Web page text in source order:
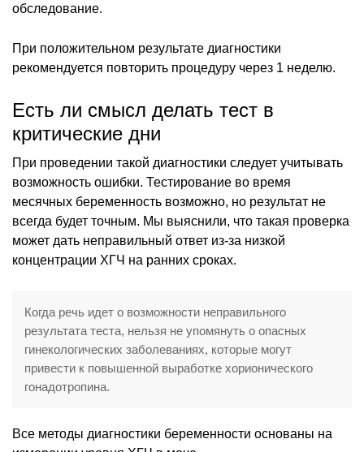
обследование.
При положительном результате диагностики
рекомендуется повторить процедуру через 1 неделю.
Есть ли смысл делать тест в
критические дни
При проведении такой диагностики следует учитывать
возможность ошибки. Тестирование во время
месячных беременность возможно, но результат не
всегда будет точным. Мы выяснили, что такая проверка
может дать неправильный ответ из-за низкой
концентрации ХГЧ на ранних сроках.
Когда речь идет о возможности неправильного
результата теста, нельзя не упомянуть о опасных
гинекологических заболеваниях, которые могут
привести к повышенной выработке хорионического
гонадотропина.
Все методы диагностики беременности основаны на